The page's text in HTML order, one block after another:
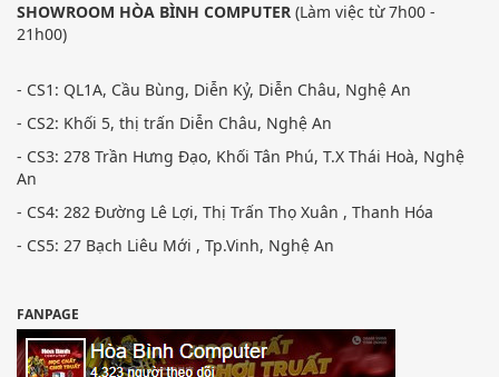
SHOWROOM HÒA BÌNH COMPUTER (Làm việc từ 7h00 -
21h00)
- CS1: QL1A, Cầu Bùng, Diễn Kỷ, Diễn Châu, Nghệ An
- CS2: Khối 5, thị trấn Diễn Châu, Nghệ An
- CS3: 278 Trần Hưng Đạo, Khối Tân Phú, T.X Thái Hoà, Nghệ
An
- CS4: 282 Đường Lê Lợi, Thị Trấn Thọ Xuân , Thanh Hóa
- CS5: 27 Bạch Liêu Mới , Tp.Vinh, Nghệ An
FANPAGE